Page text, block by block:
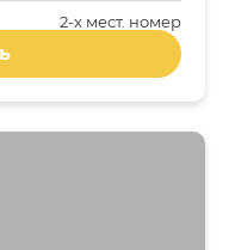
2-x мест. номер